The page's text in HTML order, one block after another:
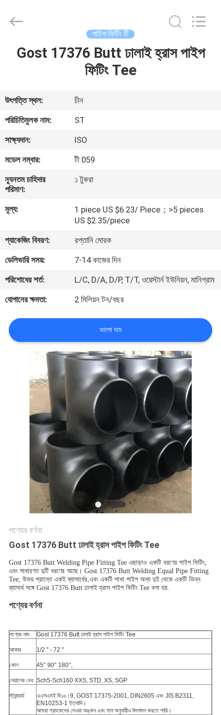
বাড়ি
ভিডিও
VR
প্রদর্শন
আমাদের
সম্পর্কে
কারখানা
ভ্রমণ
মান
আমাদের
যোগাযোগ
ক্ষেত্রেই
ম্যাপ
গোপনীয়তা
নীতি
Ltd..
Developed
পাইপ ফিটিং টি
Gost 17376 Butt ঢালাই হ্রাস পাইপ
ফিটিং Tee
উৎপত্তি স্থল:
চীন
পরিচিতিমুলক নাম:
ST
সাক্ষ্যদান:
ISO
মডেল নম্বার:
টী 059
ন্যূনতম চাহিদার
পরিমাণ:
১ টুকরা
মূল্য:
1 piece US $6.23/ Piece；>5 pieces
US $2.35/piece
প্যাকেজিং বিবরণ:
রপ্তানি মোরক
ডেলিভারি সময়:
7-14 কাজের দিন
পরিশোধের শর্ত:
L/C, D/A, D/P, T/T, ওয়েস্টার্ন ইউনিয়ন, মানিগ্রাম
যোগানের ক্ষমতা:
2 মিলিয়ন টন/বছর
ভালো দাম
পণ্যের বর্ণনা
Gost 17376 Butt ঢালাই হ্রাস পাইপ ফিটিং Tee
Gost 17376 Butt Welding Pipe Fitting Tee এছাড়াও একটি ধরণের পাইপ ফিটিং,
এবং সাধারণত দুটি ধরণের আছে। Gost 17376 Butt Welding Equal Pipe Fitting
Tee, উভয় প্রান্তে একই ব্যাসার্ধের,এবং একটি শাখা পাইপ অন্য দুই থেকে একটি ভিন্ন
ব্যাসার্ধ সঙ্গে Gost 17376 Butt ঢালাই হ্রাস পাইপ ফিটিং Tee বলা হয়.
পণ্যের বর্ণনা
পণ্যের নাম Gost 17376 Butt ঢালাই হ্রাস পাইপ ফিটিং Tee
আকার 1/2 " - 72 "
কোণ 45° 90° 180°,
দেয়ালের বেধ Sch5-Sch160 XXS, STD, XS, SGP
স্ট্যান্ডার্ড
এএসএমই বি১৬।9, GOST 17375-2001, DIN2605 এবং JIS B2311,
EN10253-1 ইত্যাদি।
আমরা গ্রাহকদের দেওয়া অঙ্কন এবং মান অনুযায়ীও উৎপাদন করতে পারি।